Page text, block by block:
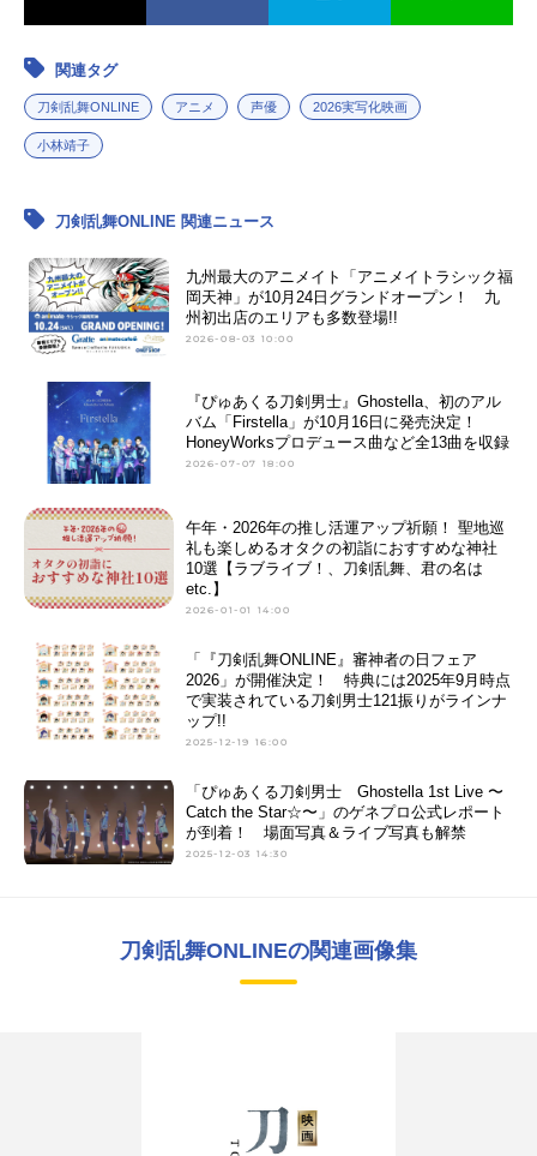
関連タグ
刀剣乱舞ONLINE アニメ 声優 2026実写化映画
小林靖子
刀剣乱舞ONLINE 関連ニュース
九州最大のアニメイト「アニメイトラシック福
岡天神」が10月24日グランドオープン！ 九
州初出店のエリアも多数登場!!
2026-08-03 10:00
『ぴゅあくる刀剣男士』Ghostella、初のアル
バム「Firstella」が10月16日に発売決定！
HoneyWorksプロデュース曲など全13曲を収録
2026-07-07 18:00
午年・2026年の推し活運アップ祈願！ 聖地巡
礼も楽しめるオタクの初詣におすすめな神社
10選【ラブライブ！、刀剣乱舞、君の名は
etc.】
2026-01-01 14:00
「『刀剣乱舞ONLINE』審神者の日フェア
2026」が開催決定！ 特典には2025年9月時点
で実装されている刀剣男士121振りがラインナ
ップ!!
2025-12-19 16:00
「ぴゅあくる刀剣男士 Ghostella 1st Live 〜
Catch the Star☆〜」のゲネプロ公式レポート
が到着！ 場面写真＆ライブ写真も解禁
2025-12-03 14:30
刀剣乱舞ONLINEの関連画像集